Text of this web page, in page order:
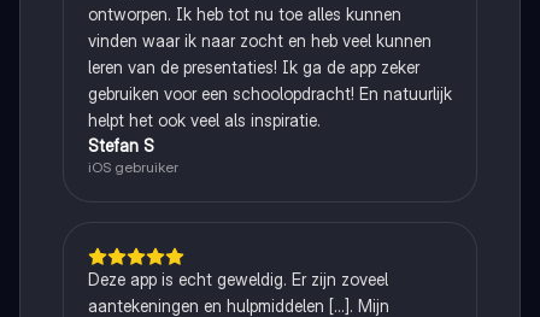
ontworpen. Ik heb tot nu toe alles kunnen
vinden waar ik naar zocht en heb veel kunnen
leren van de presentaties! Ik ga de app zeker
gebruiken voor een schoolopdracht! En natuurlijk
helpt het ook veel als inspiratie.
Stefan S
iOS gebruiker
Deze app is echt geweldig. Er zijn zoveel
aantekeningen en hulpmiddelen [...]. Mijn